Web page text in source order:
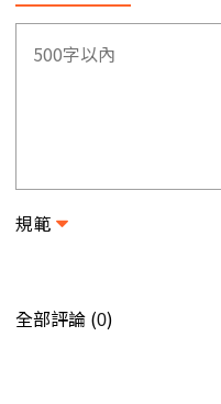
規範
全部評論 (0)